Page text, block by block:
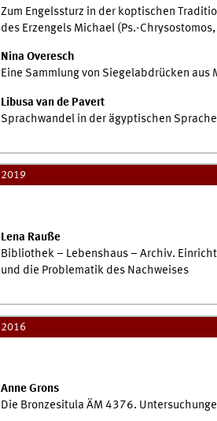
Zum Engelssturz in der koptischen
des Erzengels Michael (Ps.-
Nina Overesch
Eine Sammlung von Siegelabdrücken
Libusa van de Pavert
Sprachwandel in der ägyptischen
2019
Lena Rauße
Bibliothek – Lebenshaus – Archiv.
und die Problematik des Nachweises
2016
Anne Grons
Die Bronzesitula ÄM 4376.